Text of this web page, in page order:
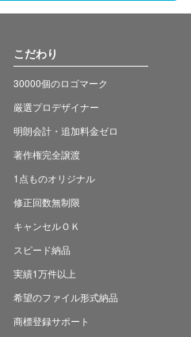
こだわり
30000個のロゴマーク
厳選プロデザイナー
明朗会計・追加料金ゼロ
著作権完全譲渡
1点ものオリジナル
修正回数無制限
キャンセルＯＫ
スピード納品
実績1万件以上
希望のファイル形式納品
商標登録サポート